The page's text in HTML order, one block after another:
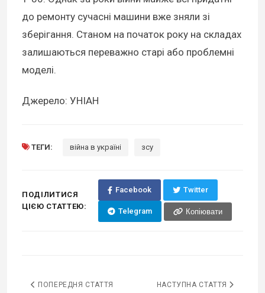
до ремонту сучасні машини вже зняли зі
зберігання. Станом на початок року на складах
залишаються переважно старі або проблемні
моделі.
Джерело: УНІАН
ТЕГИ: війна в україні зсу
ПОДІЛИТИСЯ
ЦІЄЮ СТАТТЕЮ:
Facebook Twitter
Telegram Копіювати
ПОПЕРЕДНЯ СТАТТЯ НАСТУПНА СТАТТЯ